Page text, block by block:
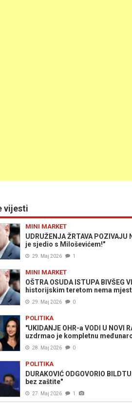
vijesti
MINI MARKET
UDRUŽENJA ŽRTAVA
je sjedio s Miloševićem!"
29. Maj 2026 1
MINI MARKET
OŠTRA OSUDA ISTUPA BIVŠEG
historijskim teretom nema
29. Maj 2026 0
POLITIKA
"UKIDANJE OHR-a VODI U
uzdrmao je kompletnu
28. Maj 2026 0
POLITIKA
DURAKOVIĆ ODGOVORIO
bez zaštite"
27. Maj 2026 1